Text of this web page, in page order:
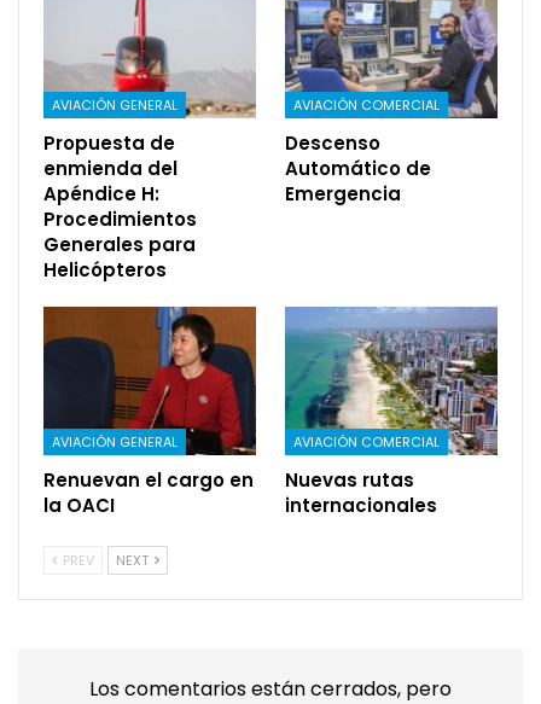
AVIACIÓN GENERAL
Propuesta de
enmienda del
Apéndice H:
Procedimientos
Generales para
Helicópteros
AVIACIÓN COMERCIAL
Descenso
Automático de
Emergencia
AVIACIÓN GENERAL
Renuevan el cargo en
la OACI
AVIACIÓN COMERCIAL
Nuevas rutas
internacionales
PREV NEXT
Los comentarios están cerrados, pero